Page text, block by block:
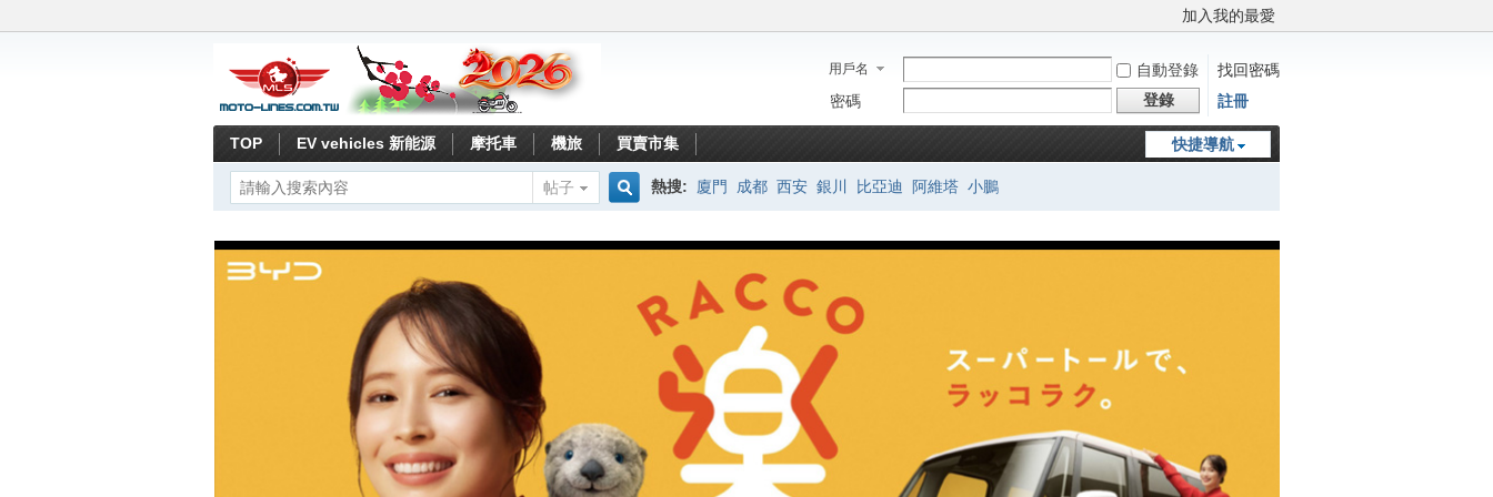
加入我的最愛
用戶名 自動登錄
找回密碼
密碼
登錄 註冊
快捷導航
TOP EV vehicles 新能源 摩托車 機旅 買賣市集
帖子
熱搜: 廈門 成都 西安 銀川 比亞迪 阿維塔 小鵬